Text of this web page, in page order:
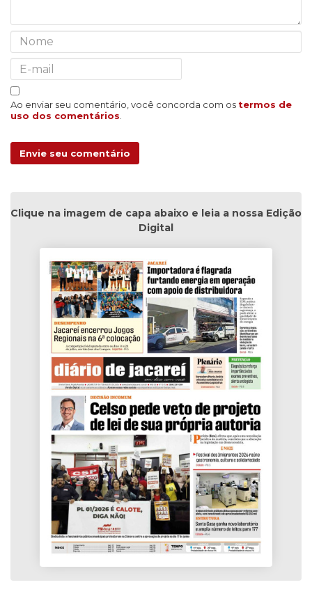
Ao enviar seu comentário, você concorda com os termos de
uso dos comentários
Envie seu comentário
Clique na imagem de capa abaixo e leia a nossa Edição
Digital